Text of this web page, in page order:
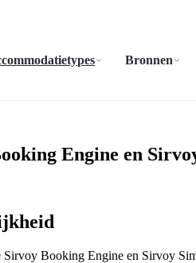
Bronnen
Engine en
Booking Engine en Sirvoy